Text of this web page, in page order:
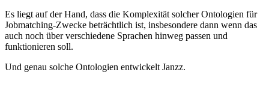
Es liegt auf der Hand, dass die Komplexität solcher Ontologien für
Jobmatching-Zwecke beträchtlich ist, insbesondere dann wenn das
auch noch über verschiedene Sprachen hinweg passen und
funktionieren soll.
Und genau solche Ontologien entwickelt Janzz.